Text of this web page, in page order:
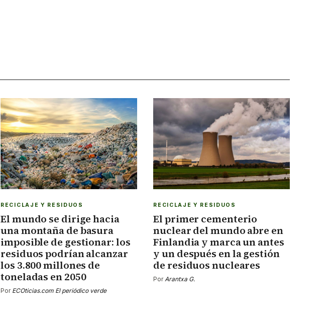
RECICLAJE Y RESIDUOS
El mundo se dirige hacia
una montaña de basura
imposible de gestionar: los
residuos podrían alcanzar
los 3.800 millones de
toneladas en 2050
Por ECOticias.com El periódico verde
RECICLAJE Y RESIDUOS
El primer cementerio
nuclear del mundo abre en
Finlandia y marca un antes
y un después en la gestión
de residuos nucleares
Por Arantxa G.